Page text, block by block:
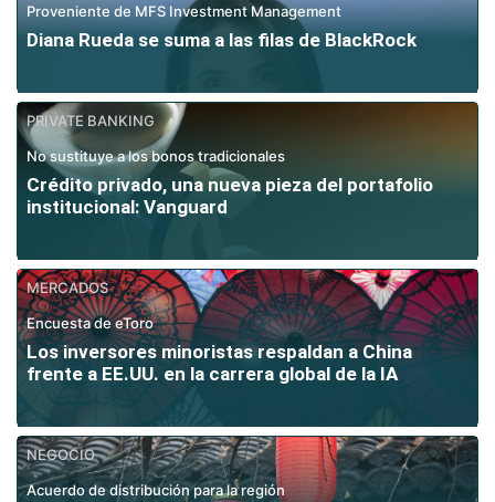
Proveniente de MFS Investment Management
Diana Rueda se suma a las filas de BlackRock
PRIVATE BANKING
No sustituye a los bonos tradicionales
Crédito privado, una nueva pieza del portafolio
institucional: Vanguard
MERCADOS
Encuesta de eToro
Los inversores minoristas respaldan a China
frente a EE.UU. en la carrera global de la IA
NEGOCIO
Acuerdo de distribución para la región